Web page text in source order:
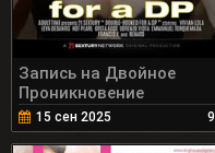
Запись на Двойное
Проникновение
15 сен 2025 9